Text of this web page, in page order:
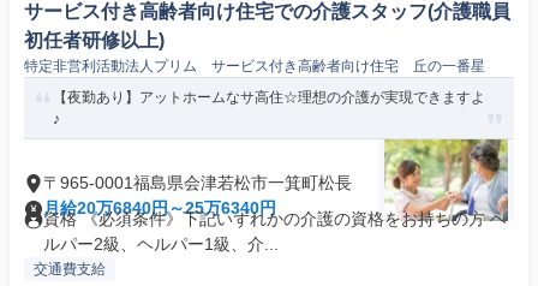
サービス付き高齢者向け住宅での介護スタッフ(介護職員
初任者研修以上)
特定非営利活動法人プリム サービス付き高齢者向け住宅 丘の一番星
【夜勤あり】アットホームなサ高住☆理想の介護が実現できますよ
♪
〒965-0001福島県会津若松市一箕町松長
月給20万6840円～25万6340円
資格 《必須条件》下記いずれかの介護の資格をお持ちの方 ヘ
ルパー2級、ヘルパー1級、介...
交通費支給